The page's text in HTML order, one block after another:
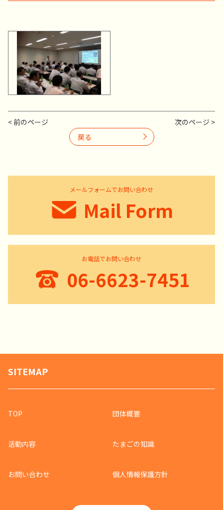
< 前のページ
次のページ >
戻る
メールフォームでお問い合わせ
Mail Form
お電話でお問い合わせ
06-6623-7451
SITEMAP
TOP 団体概要
活動内容 たまごの知識
お問い合わせ 個人情報保護方針